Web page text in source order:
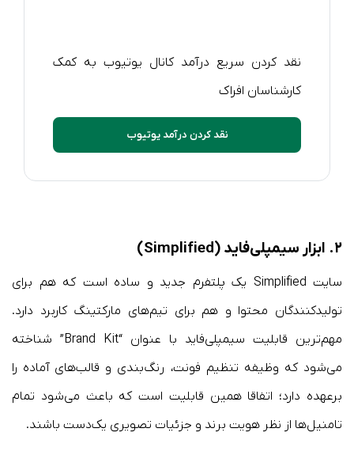
نقد کردن سریع درآمد کانال یوتیوب به کمک
کارشناسان افراک
نقد کردن درآمد یوتیوب
۲. ابزار سیمپلی‌فاید (Simplified)
سایت Simplified یک پلتفرم جدید و ساده است که هم برای
تولیدکنندگان محتوا و هم برای تیم‌های مارکتینگ کاربرد دارد.
مهم‌ترین قابلیت سیمپلی‌فاید با عنوان “Brand Kit” شناخته
می‌شود که وظیفه تنظیم فونت، رنگ‌بندی و قالب‌های آماده را
برعهده دارد؛ اتفاقا همین قابلیت است که باعث می‌شود تمام
تامنیل‌ها از نظر هویت برند و جزئیات تصویری یک‌دست باشند.